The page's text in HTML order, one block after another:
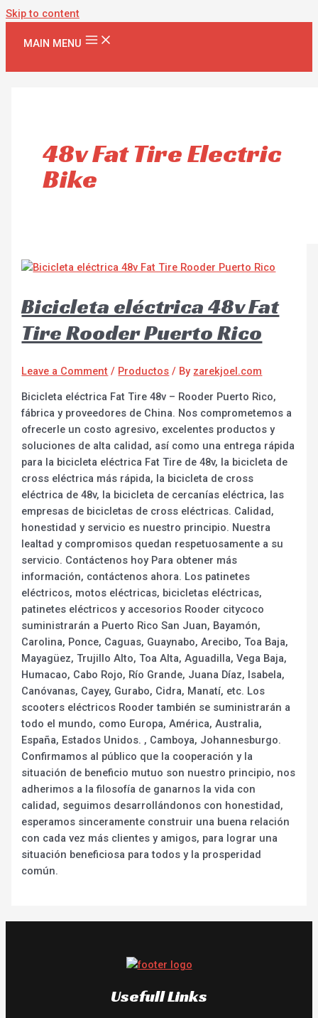
Skip to content
MAIN MENU
48v Fat Tire Electric
Bike
Bicicleta eléctrica 48v Fat
Tire Rooder Puerto Rico
Leave a Comment / Productos / By zarekjoel.com
Bicicleta eléctrica Fat Tire 48v – Rooder Puerto Rico,
fábrica y proveedores de China. Nos comprometemos a
ofrecerle un costo agresivo, excelentes productos y
soluciones de alta calidad, así como una entrega rápida
para la bicicleta eléctrica Fat Tire de 48v, la bicicleta de
cross eléctrica más rápida, la bicicleta de cross
eléctrica de 48v, la bicicleta de cercanías eléctrica, las
empresas de bicicletas de cross eléctricas. Calidad,
honestidad y servicio es nuestro principio. Nuestra
lealtad y compromisos quedan respetuosamente a su
servicio. Contáctenos hoy Para obtener más
información, contáctenos ahora. Los patinetes
eléctricos, motos eléctricas, bicicletas eléctricas,
patinetes eléctricos y accesorios Rooder citycoco
suministrarán a Puerto Rico San Juan, Bayamón,
Carolina, Ponce, Caguas, Guaynabo, Arecibo, Toa Baja,
Mayagüez, Trujillo Alto, Toa Alta, Aguadilla, Vega Baja,
Humacao, Cabo Rojo, Río Grande, Juana Díaz, Isabela,
Canóvanas, Cayey, Gurabo, Cidra, Manatí, etc. Los
scooters eléctricos Rooder también se suministrarán a
todo el mundo, como Europa, América, Australia,
España, Estados Unidos. , Camboya, Johannesburgo.
Confirmamos al público que la cooperación y la
situación de beneficio mutuo son nuestro principio, nos
adherimos a la filosofía de ganarnos la vida con
calidad, seguimos desarrollándonos con honestidad,
esperamos sinceramente construir una buena relación
con cada vez más clientes y amigos, para lograr una
situación beneficiosa para todos y la prosperidad
común.
Usefull Links